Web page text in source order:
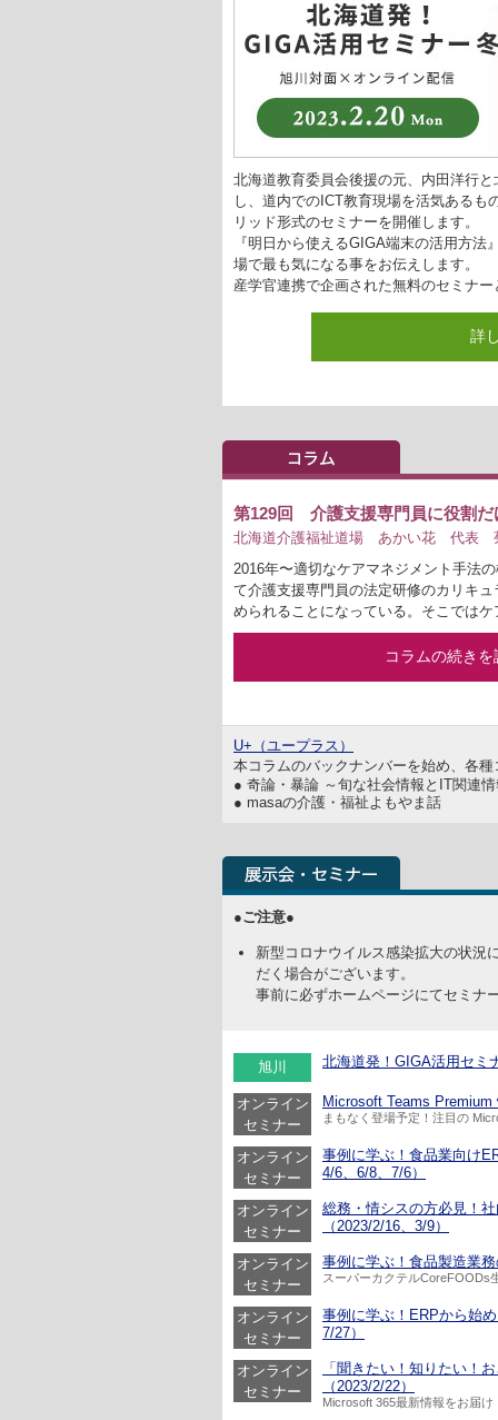
北海道教育委員会後援の元、内田洋行
し、道内でのICT教育現場を活気ある
リッド形式のセミナーを開催します。
『明日から使えるGIGA端末の活用方
場で最も気になる事をお伝えします。
産学官連携で企画された無料のセミナ
詳
第129回 介護支援専門員に役割だ
北海道介護福祉道場 あかい花 代表
2016年〜適切なケアマネジメント手法
て介護支援専門員の法定研修のカリキ
められることになっている。そこでは
コラムの続き
U+（ユープラス）
本コラムのバックナンバーを始め、各
● 奇論・暴論 ～旬な社会情報とIT関連
● masaの介護・福祉よもやま話
●ご注意●
新型コロナウイルス感染拡大の状況
だく場合がございます。
事前に必ずホームページにてセミナ
旭川 北海道発！GIGA活用セミ
オンライン
セミナー
Microsoft Teams
まもなく登場予定！注目の
オンライン
セミナー
事例に学ぶ！食品業向け
4/6、6/8、7/6）
オンライン
セミナー
総務・情シスの方必見！
（2023/2/16、3/9）
オンライン
セミナー
事例に学ぶ！食品製造業
スーパーカクテルCoreFOODs
オンライン
セミナー
事例に学ぶ！ERPから始
7/27）
オンライン
セミナー
「聞きたい！知りたい！
（2023/2/22）
Microsoft 365最新情報をお届け